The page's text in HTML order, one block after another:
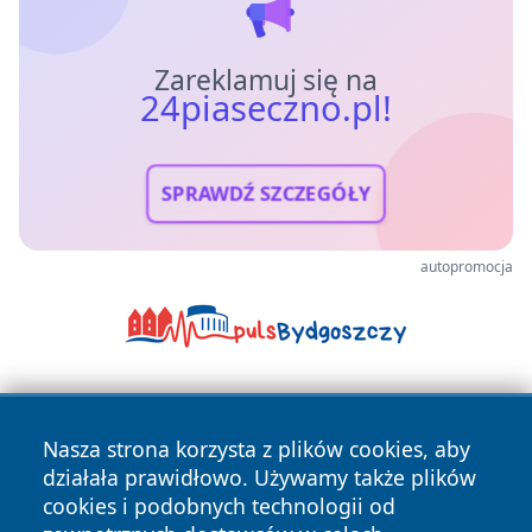
Zareklamuj się na
24piaseczno.pl!
SPRAWDŹ SZCZEGÓŁY
autopromocja
Nasza strona korzysta z plików cookies, aby
działała prawidłowo. Używamy także plików
cookies i podobnych technologii od